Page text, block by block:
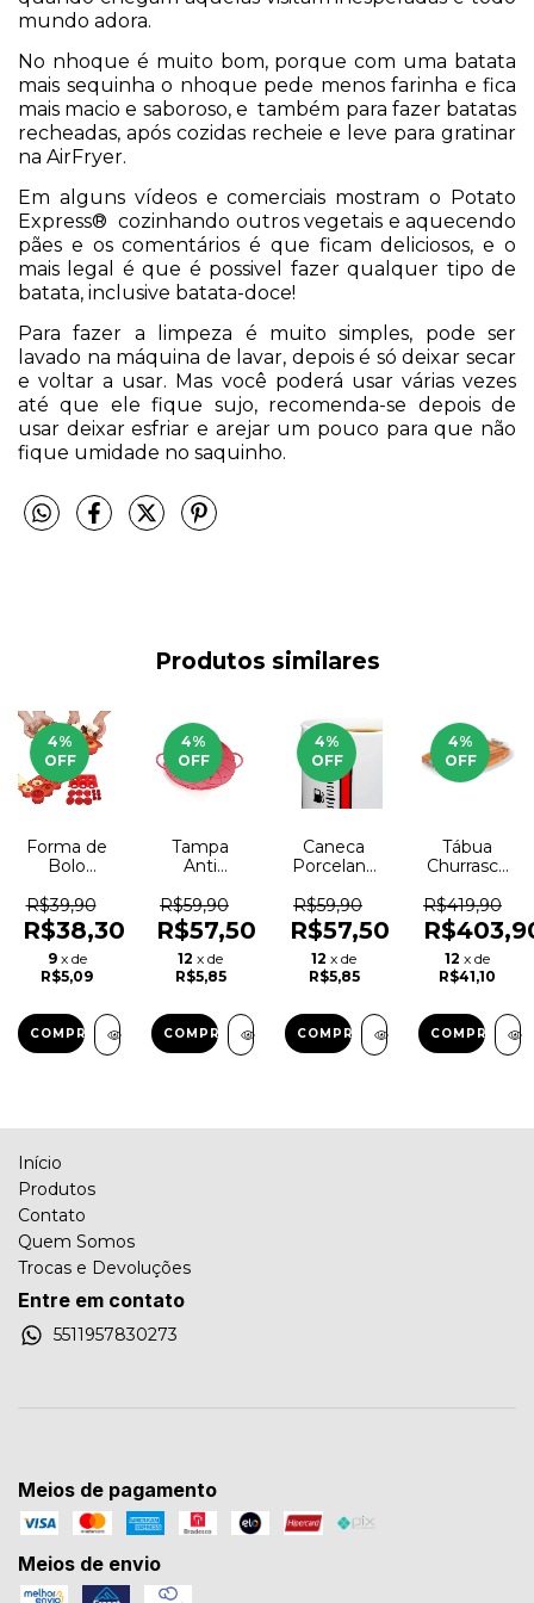
mundo adora.
No nhoque é muito bom, porque com uma batata
mais sequinha o nhoque pede menos farinha e fica
mais macio e saboroso, e também para fazer batatas
recheadas, após cozidas recheie e leve para gratinar
na AirFryer.
Em alguns vídeos e comerciais mostram o
Potato
Express® cozinhando outros vegetais e aquecendo
pães e os comentários é que ficam deliciosos, e o
mais legal é que é possivel fazer qualquer tipo de
batata, inclusive batata-doce!
Para fazer a limpeza é muito simples, pode ser
lavado na máquina de lavar, depois é só deixar secar
e voltar a usar. Mas você poderá usar várias vezes
até que ele fique sujo, recomenda-se depois de
usar deixar esfriar e arejar um pouco para que não
fique umidade no saquinho.
Produtos similares
4%
OFF
Forma de
Bolo
Secret®
Silicone
Vermelho
R$39,90
R$38,30
9 x de
R$5,09
4%
OFF
Tampa
Anti
Universal
Safeguard,
Silicone
Boil Over
R$59,90
R$57,50
12 x de
R$5,85
COMPRAR
4%
OFF
Caneca
Porcelana
ao Calor
c/Termomêtro
Change
Cup®
R$59,90
R$57,50
12 x de
R$5,85
4%
OFF
Tábua
Churrasco
Retangular
Madeira
Teka
R$419,90
12 x de
R$41,10
Início
Produtos
Contato
Quem Somos
Trocas e Devoluções
Entre em contato
5511957830273
Meios de pagamento
Meios de envio